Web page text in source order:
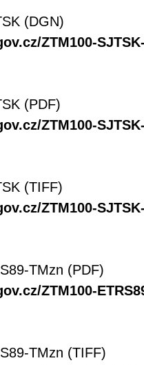
(DGN)
ZTM100-
(PDF)
ZTM100-
(TIFF)
ZTM100-
TMzn (PDF)
ZTM100-
TMzn (TIFF)